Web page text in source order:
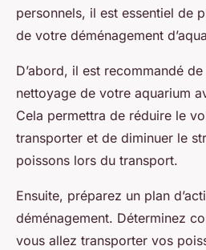
personnels, il est essentiel de
de votre déménagement
D’abord, il est recommandé
nettoyage de votre aquarium
Cela permettra de réduire le
transporter et de diminuer le
poissons lors du transport.
Ensuite, préparez un plan
déménagement. Déterminez
vous allez transporter vos